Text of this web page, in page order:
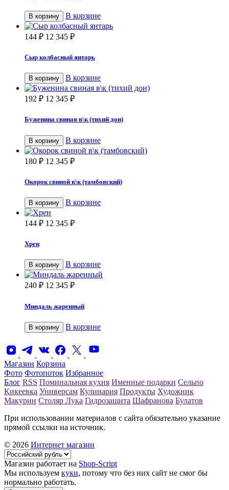
В корзину В корзине
144 ₽ 12 345 ₽
Сыр колбасный янтарь
В корзину В корзине
192 ₽ 12 345 ₽
Буженина свиная в\к (тихий дон)
В корзину В корзине
180 ₽ 12 345 ₽
Окорок свиной в\к (тамбовский)
В корзину В корзине
144 ₽ 12 345 ₽
Хрен
В корзину В корзине
240 ₽ 12 345 ₽
Миндаль жаренный
В корзину В корзине
Магазин Корзина
Фото Фотопоток Избранное
Блог RSS Поминальная кухня Именные подарки Сельпо
Кикеевка Универсам Кулинария Продукты Художник
Макурин Столяр Лука Гидрозащита Шафранова Булатов
При использовании материалов с сайта обязательно указание
прямой ссылки на источник.
© 2026 Интернет магазин
Магазин работает на Shop-Script
Мы используем куки, потому что без них сайт не смог бы
нормально работать.